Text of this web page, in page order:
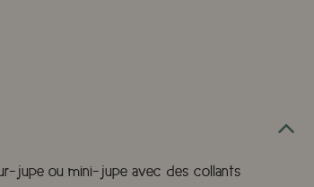
jupe ou mini-jupe avec des collants